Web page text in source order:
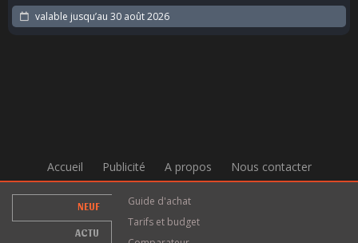
valable jusqu’au 30 août 2026
Accueil Publicité A propos Nous contacter
NEUF
ACTU
Guide d'achat
Tarifs et budget